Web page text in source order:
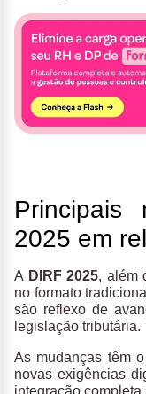
Principais
2025 em
A DIRF 2025, além
no formato
são reflexo de
legislação tributária.
As mudanças têm
novas exigências
integração completa